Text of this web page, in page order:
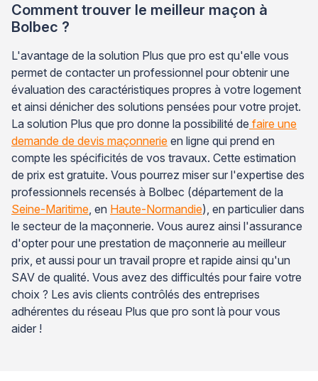
Comment trouver le meilleur maçon à
Bolbec ?
L'avantage de la solution Plus que pro est qu'elle vous
permet de contacter un professionnel pour obtenir une
évaluation des caractéristiques propres à votre logement
et ainsi dénicher des solutions pensées pour votre projet.
La solution Plus que pro donne la possibilité de faire une
demande de devis maçonnerie en ligne qui prend en
compte les spécificités de vos travaux. Cette estimation
de prix est gratuite. Vous pourrez miser sur l'expertise des
professionnels recensés à Bolbec (département de la
Seine-Maritime , en Haute-Normandie), en particulier dans
le secteur de la maçonnerie. Vous aurez ainsi l'assurance
d'opter pour une prestation de maçonnerie au meilleur
prix, et aussi pour un travail propre et rapide ainsi qu'un
SAV de qualité. Vous avez des difficultés pour faire votre
choix ? Les avis clients contrôlés des entreprises
adhérentes du réseau Plus que pro sont là pour vous
aider !